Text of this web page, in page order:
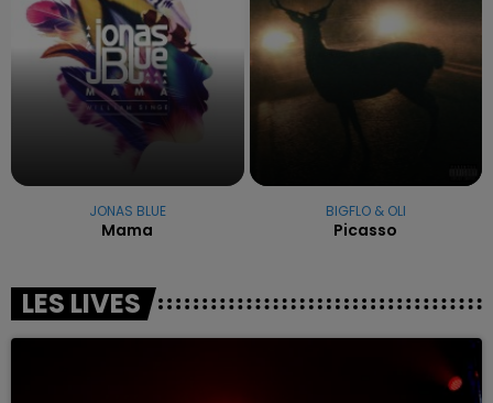
JONAS BLUE
Mama
BIGFLO & OLI
Picasso
LES LIVES